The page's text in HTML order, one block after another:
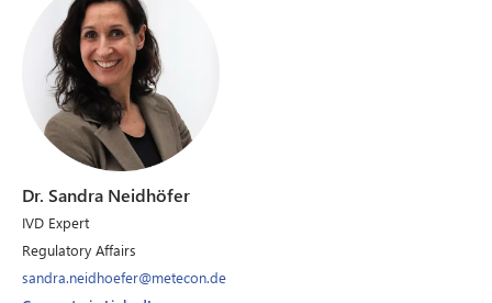
Dr. Sandra Neidhöfer
IVD Expert
Regulatory Affairs
sandra.neidhoefer@metecon.de